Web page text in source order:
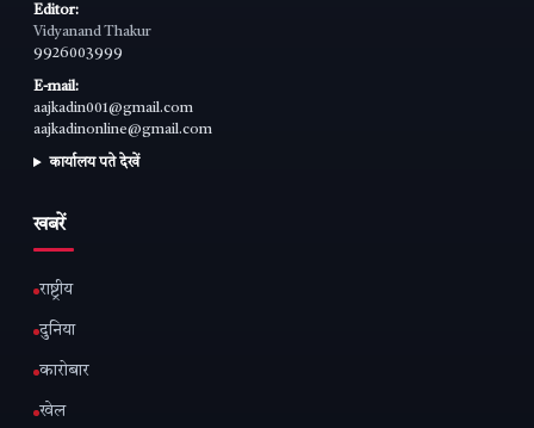
Editor:
Vidyanand Thakur
9926003999
E-mail:
aajkadin001@gmail.com
aajkadinonline@gmail.com
कार्यालय पते देखें
खबरें
राष्ट्रीय
दुनिया
कारोबार
खेल